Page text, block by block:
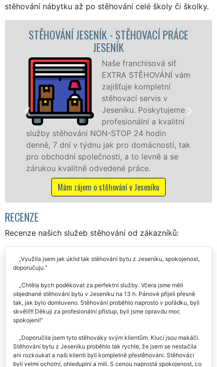
stěhování nábytku až po stěhování celé školy či školky.
PRÁCE
síť
vám
a kvalitní
tak
a se
STĚHOVACÍ SLUŽBA JESENÍK -
speciální
služby zajišťujeme domácnostem
celém okresu Jeseník se zárukou
franchisové sítě EXTRA
Nabízíme stěhovací služby NON-
včetně víkendů a svátků bez
Mám zájem o stěhovací služby v
RECENZE
Recenze našich služeb stěhování od zákazníků:
Využila jsem jak úklid tak stěhování bytu z Jeseníku, spokojenost,
Chtěla bych poděkovat za perfektní služby. Včera jsme měli
objednané stěhování bytu v Jeseníku na 13 h. Pánové přijeli přesně
tak, jak bylo domluveno. Stěhování proběhlo naprosto v pořádku, byli
skvělí!!! Děkuji za profesionální přístup, byli jsme opravdu moc
Doporučila jsem tyto stěhováky svým klientům. Kluci jsou makáči.
Stěhování bytu z Jeseníku proběhlo tak rychle, že jsem se nestačila